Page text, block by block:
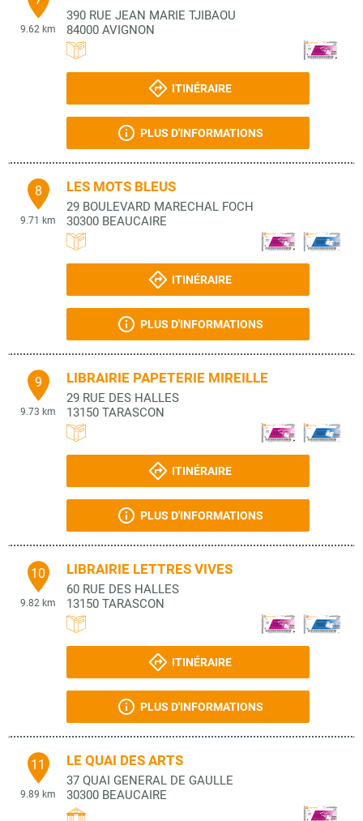
9.62 km
390 RUE JEAN MARIE TJIBAOU
84000 AVIGNON
ITINÉRAIRE
PLUS D'INFORMATIONS
8
9.71 km
LES MOTS BLEUS
29 BOULEVARD MARECHAL FOCH
30300 BEAUCAIRE
ITINÉRAIRE
PLUS D'INFORMATIONS
9
9.73 km
LIBRAIRIE PAPETERIE MIREILLE
29 RUE DES HALLES
13150 TARASCON
ITINÉRAIRE
PLUS D'INFORMATIONS
10
9.82 km
LIBRAIRIE LETTRES VIVES
60 RUE DES HALLES
13150 TARASCON
ITINÉRAIRE
PLUS D'INFORMATIONS
11
9.89 km
LE QUAI DES ARTS
37 QUAI GENERAL DE GAULLE
30300 BEAUCAIRE